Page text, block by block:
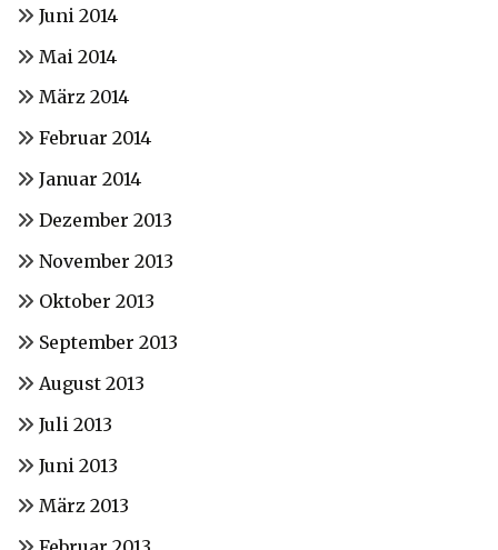
Juni 2014
Mai 2014
März 2014
Februar 2014
Januar 2014
Dezember 2013
November 2013
Oktober 2013
September 2013
August 2013
Juli 2013
Juni 2013
März 2013